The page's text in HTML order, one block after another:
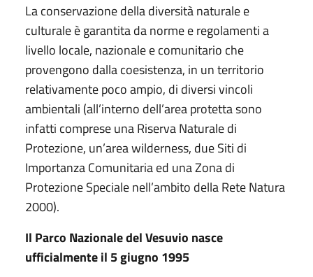
La conservazione della diversità naturale e
culturale è garantita da norme e regolamenti a
livello locale, nazionale e comunitario che
provengono dalla coesistenza, in un territorio
relativamente poco ampio, di diversi vincoli
ambientali (all’interno dell’area protetta sono
infatti comprese una Riserva Naturale di
Protezione, un’area wilderness, due Siti di
Importanza Comunitaria ed una Zona di
Protezione Speciale nell’ambito della Rete Natura
2000).
Il Parco Nazionale del Vesuvio nasce
ufficialmente il 5 giugno 1995